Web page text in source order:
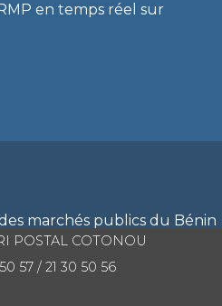
en temps réel sur
POSTAL COTONOU
57 / 21 30 50 56